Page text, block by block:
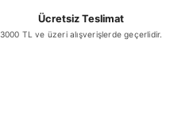
Ücretsiz Teslimat
3000 TL ve üzeri alışverişlerde geçerlidir.